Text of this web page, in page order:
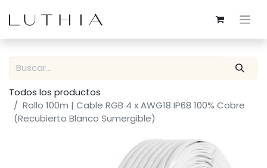
Todos los productos
Rollo 100m | Cable RGB 4 x AWG18 IP68 100% Cobre
(Recubierto Blanco Sumergible)